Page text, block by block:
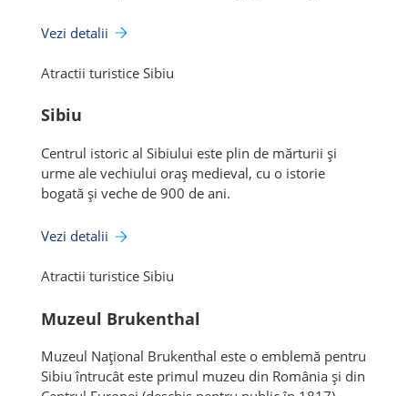
Vezi detalii
Atractii turistice Sibiu
Sibiu
Centrul istoric al Sibiului este plin de mărturii și
urme ale vechiului oraș medieval, cu o istorie
bogată și veche de 900 de ani.
Vezi detalii
Atractii turistice Sibiu
Muzeul Brukenthal
Muzeul Național Brukenthal este o emblemă pentru
Sibiu întrucât este primul muzeu din România și din